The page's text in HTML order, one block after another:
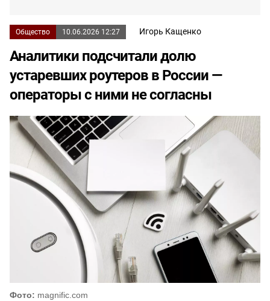
Общество 10.06.2026 12:27 Игорь Кащенко
Аналитики подсчитали долю
устаревших роутеров в России —
операторы с ними не согласны
Фото: magnific.com